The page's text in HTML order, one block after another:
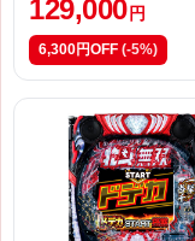
129,000円
6,300円OFF (-5%)